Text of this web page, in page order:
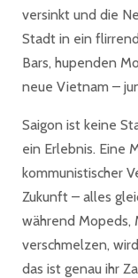
versinkt und die
Stadt in ein
Bars, hupenden
neue Vietnam –
Saigon ist keine
ein Erlebnis. Eine
kommunistischer
Zukunft – alles
während Mopeds,
verschmelzen,
das ist genau ihr